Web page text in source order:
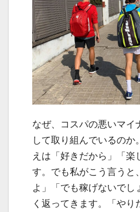
なぜ、コスパの悪いマイ
して取り組んでいるの
えは「好きだから」「楽
す。でも私がこう言うと
よ」「でも稼げないでし
く返ってきます。「や